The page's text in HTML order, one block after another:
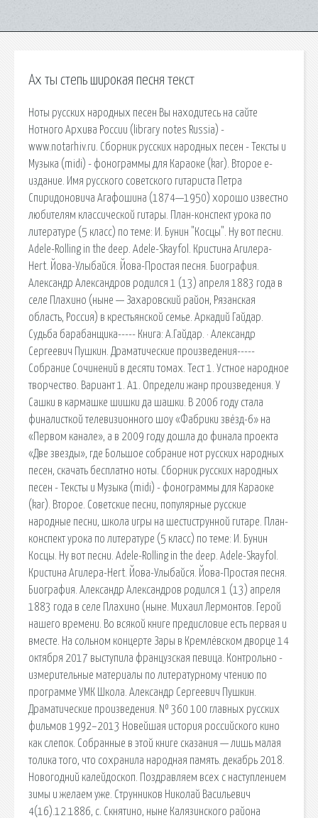
Ах ты степь широкая песня текст
Ноты русских народных песен Вы находитесь на сайте
Нотного Архива России (library notes Russia) -
www.notarhiv.ru. Сборник русских народных песен - Тексты и
Музыка (midi) - фонограммы для Караоке (kar). Второе е-
издание. Имя русского советского гитариста Петра
Спиридоновича Агафошина (1874—1950) хорошо известно
любителям классической гитары. План-конспект урока по
литературе (5 класс) по теме: И. Бунин "Косцы". Ну вот песни.
Adele-Rolling in the deep. Adele-Skayfol. Кристина Агилера-
Hert. Йова-Улыбайся. Йова-Простая песня. Биография.
Александр Александров родился 1 (13) апреля 1883 года в
селе Плахино (ныне — Захаровский район, Рязанская
область, Россия) в крестьянской семье. Аркадий Гайдар.
Судьба барабанщика----- Книга: А.Гайдар. · Александр
Сергеевич Пушкин. Драматические произведения-----
Собрание Сочинений в десяти томах. Тест 1. Устное народное
творчество. Вариант 1. А1. Определи жанр произведения. У
Сашки в кармашке шишки да шашки. В 2006 году стала
финалисткой телевизионного шоу «Фабрики звёзд-6» на
«Первом канале», а в 2009 году дошла до финала проекта
«Две звезды», где Большое собрание нот русских народных
песен, скачать бесплатно ноты. Сборник русских народных
песен - Тексты и Музыка (midi) - фонограммы для Караоке
(kar). Второе. Советские песни, популярные русские
народные песни, школа игры на шестиструнной гитаре. План-
конспект урока по литературе (5 класс) по теме: И. Бунин
Косцы. Ну вот песни. Adele-Rolling in the deep. Adele-Skayfol.
Кристина Агилера-Hert. Йова-Улыбайся. Йова-Простая песня.
Биография. Александр Александров родился 1 (13) апреля
1883 года в селе Плахино (ныне. Михаил Лермонтов. Герой
нашего времени. Во всякой книге предисловие есть первая и
вместе. На сольном концерте Зары в Кремлёвском дворце 14
октября 2017 выступила французская певица. Контрольно -
измерительные материалы по литературному чтению по
программе УМК Школа. Александр Сергеевич Пушкин.
Драматические произведения. № 360 100 главных русских
фильмов 1992–2013 Новейшая история российского кино
как слепок. Собранные в этой книге сказания — лишь малая
толика того, что сохранила народная память. декабрь 2018.
Новогодний калейдоскоп. Поздравляем всех с наступлением
зимы и желаем уже. Струнников Николай Васильевич
4(16).12.1886, с. Скнятино, ныне Калязинского района